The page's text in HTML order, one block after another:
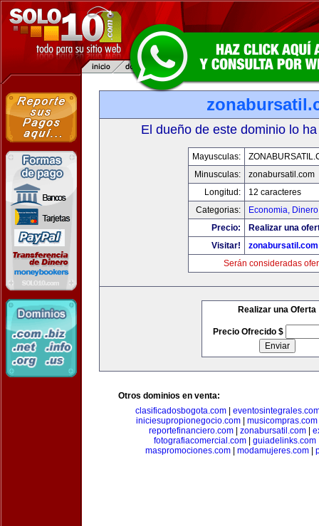
El dueño de este dominio lo
Mayusculas:
Minusculas:
zonabursatil.com
Longitud:
12 caracteres
Categorias:
Economia,
Precio:
Realizar una
Visitar!
zonabursatil.com
Serán consideradas
Realizar una Oferta
Precio Ofrecido $
Otros dominios en venta:
clasificadosbogota.com
iniciesupropionegocio.com
musicompras.com
reportefinanciero.com| zonabursatil.com|
fotografiacomercial.com
guiadelinks.com
maspromociones.com
modamujeres.com